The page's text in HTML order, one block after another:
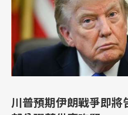
川普預期伊朗戰爭即將